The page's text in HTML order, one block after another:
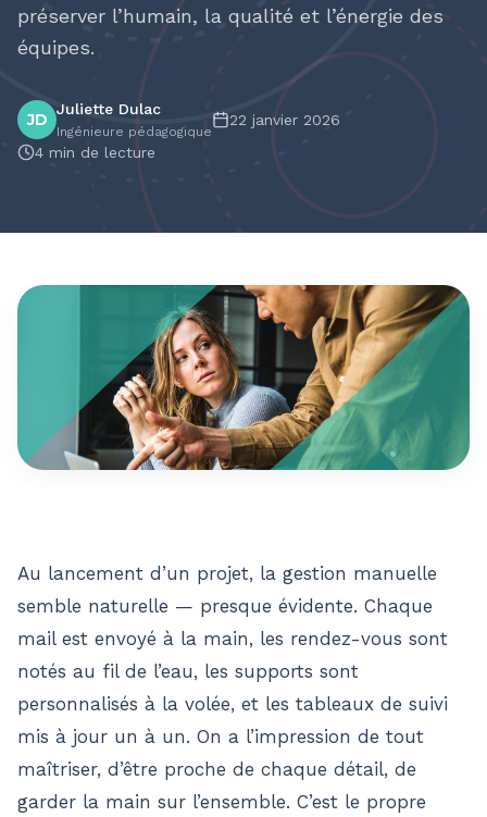
préserver l’humain, la qualité et l’énergie des
équipes.
JD
Juliette Dulac
Ingénieure pédagogique
22 janvier 2026
4 min de lecture
Au lancement d’un projet, la gestion manuelle
semble naturelle — presque évidente. Chaque
mail est envoyé à la main, les rendez-vous sont
notés au fil de l’eau, les supports sont
personnalisés à la volée, et les tableaux de suivi
mis à jour un à un. On a l’impression de tout
maîtriser, d’être proche de chaque détail, de
garder la main sur l’ensemble. C’est le propre